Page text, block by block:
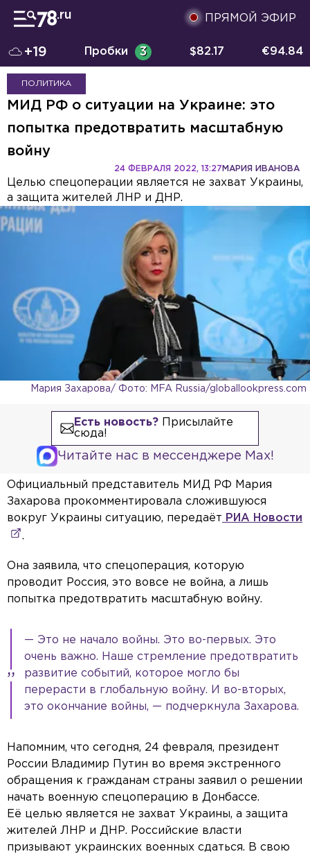
ПРЯМОЙ ЭФИР
+19 Пробки 3 $82.17 €94.84
ПОЛИТИКА
МИД РФ о ситуации на Украине: это
попытка предотвратить масштабную
войну
МАРИЯ ИВАНОВА
24 ФЕВРАЛЯ 2022, 13:27
Целью спецоперации является не захват Украины,
а защита жителей ЛНР и ДНР.
Мария Захарова/ Фото: MFA Russia/globallookpress.com
Есть новость?Присылайте
сюда!
Читайте нас в мессенджере Max!
Официальный представитель МИД РФ Мария
Захарова прокомментировала сложившуюся
вокруг Украины ситуацию, передаёт РИА Новости
.
Она заявила, что спецоперация, которую
проводит Россия, это вовсе не война, а лишь
попытка предотвратить масштабную войну.
— Это не начало войны. Это во-первых. Это
очень важно. Наше стремление предотвратить
развитие событий, которое могло бы
перерасти в глобальную войну. И во-вторых,
это окончание войны, — подчеркнула Захарова.
Напомним, что сегодня, 24 февраля, президент
России Владимир Путин во время экстренного
обращения к гражданам страны заявил о решении
начать военную спецоперацию в Донбассе.
Её целью является не захват Украины, а защита
жителей ЛНР и ДНР. Российские власти
призывают украинских военных сдаться. В свою